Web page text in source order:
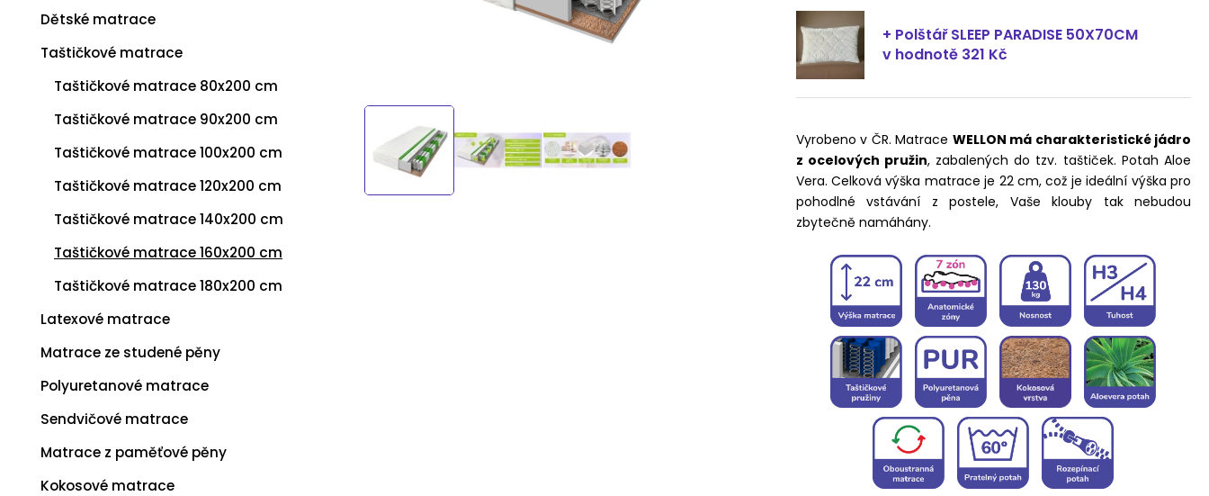
Dětské matrace
Taštičkové matrace
Taštičkové matrace 80x200 cm
Taštičkové matrace 90x200 cm
Taštičkové matrace 100x200 cm
Taštičkové matrace 120x200 cm
Taštičkové matrace 140x200 cm
Taštičkové matrace 160x200 cm
Taštičkové matrace 180x200 cm
Latexové matrace
Matrace ze studené pěny
Polyuretanové matrace
Sendvičové matrace
Matrace z paměťové pěny
Kokosové matrace
+ Polštář SLEEP PARADISE 50X70CM
v hodnotě 321 Kč
Vyrobeno v ČR. Matrace WELLON má charakteristické jádro
z ocelových pružin, zabalených do tzv. taštiček. Potah Aloe
Vera. Celková výška matrace je 22 cm, což je ideální výška pro
pohodlné vstávání z postele, Vaše klouby tak nebudou
zbytečně namáhány.